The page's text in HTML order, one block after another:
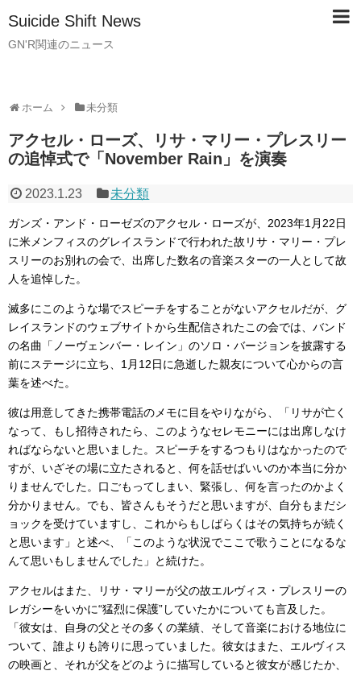
Suicide Shift News
GN'R関連のニュース
ホーム 未分類
アクセル・ローズ、リサ・マリー・プレスリー
の追悼式で「November Rain」を演奏
2023.1.23 未分類
ガンズ・アンド・ローゼズのアクセル・ローズが、2023年1月22日
に米メンフィスのグレイスランドで行われた故リサ・マリー・プレ
スリーのお別れの会で、出席した数名の音楽スターの一人として故
人を追悼した。
滅多にこのような場でスピーチをすることがないアクセルだが、グ
レイスランドのウェブサイトから生配信されたこの会では、バンド
の名曲「ノーヴェンバー・レイン」のソロ・バージョンを披露する
前にステージに立ち、1月12日に急逝した親友について心からの言
葉を述べた。
彼は用意してきた携帯電話のメモに目をやりながら、「リサが亡く
なって、もし招待されたら、このようなセレモニーには出席しなけ
ればならないと思いました。スピーチをするつもりはなかったので
すが、いざその場に立たされると、何を話せばいいのか本当に分か
りませんでした。口ごもってしまい、緊張し、何を言ったのかよく
分かりません。でも、皆さんもそうだと思いますが、自分もまだシ
ョックを受けていますし、これからもしばらくはその気持ちが続く
と思います」と述べ、「このような状況でここで歌うことになるな
んて思いもしませんでした」と続けた。
アクセルはまた、リサ・マリーが父の故エルヴィス・プレスリーの
レガシーをいかに“猛烈に保護”していたかについても言及した。
「彼女は、自身の父とその多くの業績、そして音楽における地位に
ついて、誰よりも誇りに思っていました。彼女はまた、エルヴィス
の映画と、それが父をどのように描写していると彼女が感じたか、